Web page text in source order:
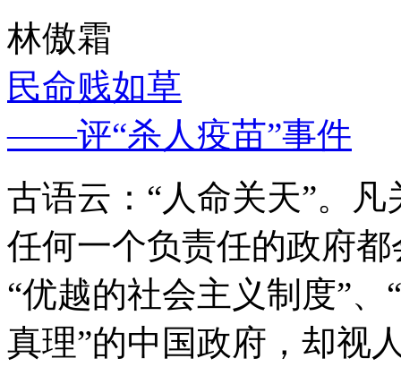
林傲霜
民命贱如草
——评“杀人疫苗”事件
古语云：“人命关天”。
任何一个负责任的政府
“优越的社会主义制度”
真理”的中国政府，却视